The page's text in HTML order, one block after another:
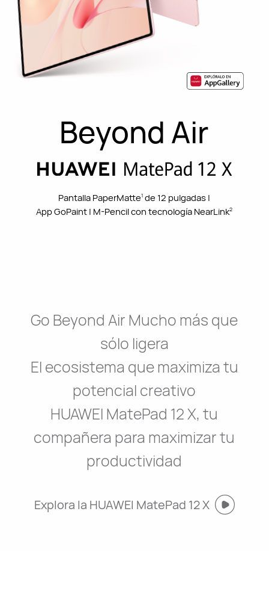
Beyond Air
Pantalla PaperMatte1 de 12 pulgadas |
App GoPaint | M-Pencil con tecnología NearLink2
Go Beyond Air Mucho más que
sólo ligera
El ecosistema que maximiza tu
potencial creativo
HUAWEI MatePad 12 X, tu
compañera para maximizar tu
productividad
Explora la HUAWEI MatePad 12 X